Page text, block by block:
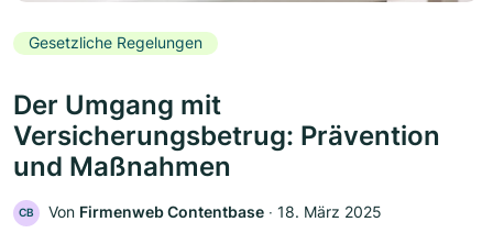
Gesetzliche Regelungen
Der Umgang mit
Versicherungsbetrug: Prävention
und Maßnahmen
CB Von Firmenweb Contentbase ‧ 18. März 2025